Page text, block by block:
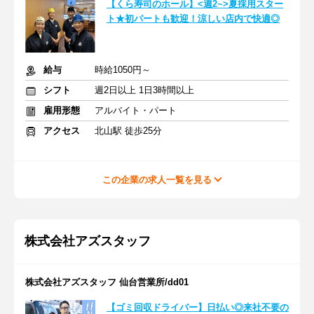
【くら寿司のホール】<週2~>夏採用スター
ト★初パートも歓迎！涼しい店内で快適◎
給与
時給1050円～
シフト
週2日以上 1日3時間以上
雇用形態
アルバイト・パート
アクセス
北山駅 徒歩25分
この企業の求人一覧を見る
株式会社アズスタッフ
株式会社アズスタッフ 仙台営業所/dd01
【ゴミ回収ドライバー】日払い◎来社不要の